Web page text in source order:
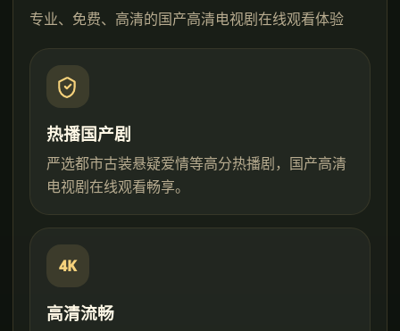
专业、免费、高清的国产高清电视剧在线观看体验
热播国产剧
严选都市古装悬疑爱情等高分热播剧，国产高清
电视剧在线观看畅享。
4K
高清流畅